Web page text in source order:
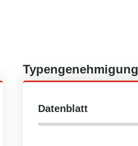
Typengenehmigung
Datenblatt